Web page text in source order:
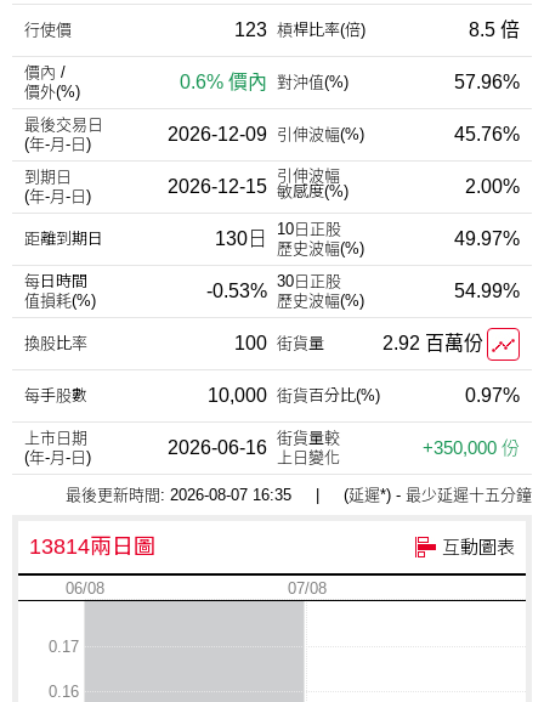
行使價 123
價內 /
價外(%)
0.6% 價內
最後交易日
(年-月-日)
2026-12-09
到期日
(年-月-日)
2026-12-15
距離到期日 130日
每日時間
值損耗(%)
-0.53%
換股比率 100
每手股數 10,000
上市日期
(年-月-日)
2026-06-16
槓桿比率(倍) 8.5 倍
對沖值(%) 57.96%
引伸波幅(%) 45.76%
引伸波幅
敏感度(%)
2.00%
10日正股
歷史波幅(%)
49.97%
30日正股
歷史波幅(%)
54.99%
街貨量 2.92 百萬份
街貨百分比(%) 0.97%
街貨量較
上日變化
+350,000 份
最後更新時間: 2026-08-07 16:35 | (延遲*) - 最少延遲十五分鐘
13814兩日圖 互動圖表
06/08 07/08
0.16
0.17